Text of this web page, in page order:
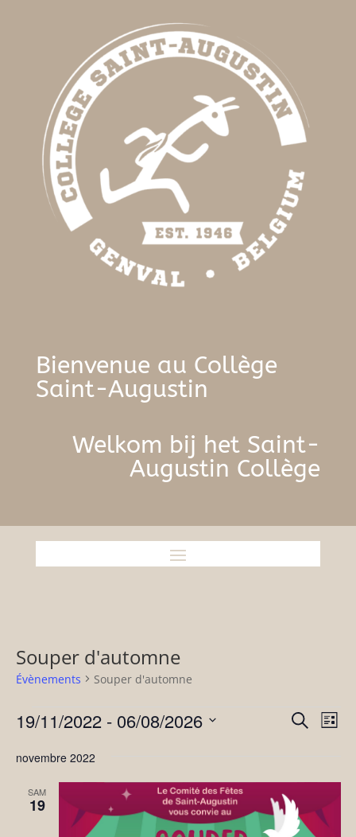
Bienvenue au Collège
Saint-Augustin
Welkom bij het Saint-
Augustin Collège
Souper d'automne
Évènements Souper d'automne
Évènements
de
vues
Recherche
de
Liste
19/11/2022 - 06/08/2026
une
novembre 2022
SAM
19